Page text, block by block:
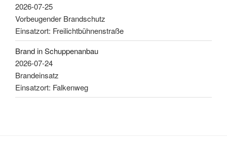
2026-07-25
Vorbeugender Brandschutz
Einsatzort: Freilichtbühnenstraße
Brand in Schuppenanbau
2026-07-24
Brandeinsatz
Einsatzort: Falkenweg